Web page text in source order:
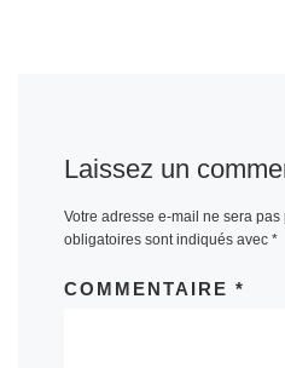
Laissez un
Votre adresse e-mail ne sera pas
obligatoires sont indiqués avec *
COMMENTAIRE *